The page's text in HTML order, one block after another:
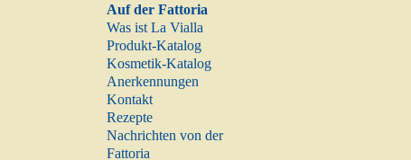
Auf der Fattoria
Was ist La Vialla
Produkt-Katalog
Kosmetik-Katalog
Anerkennungen
Kontakt
Rezepte
Nachrichten von der
Fattoria